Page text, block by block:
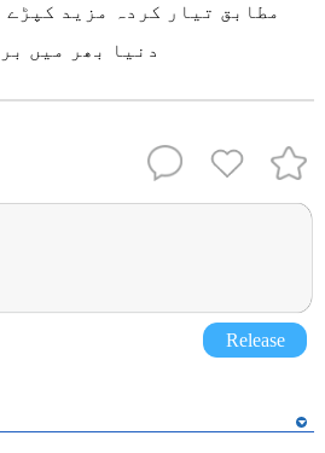
مطابق تیار کردہ مزید کپڑے
دنیا بھر میں
Release